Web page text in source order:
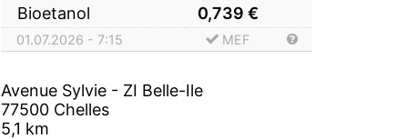
Bioetanol 0,739 €
01.07.2026 - 7:15 MEF
Avenue Sylvie - ZI Belle-Ile
77500 Chelles
5,1 km